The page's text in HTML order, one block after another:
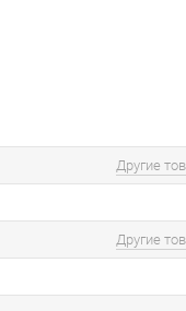
Другие
Другие